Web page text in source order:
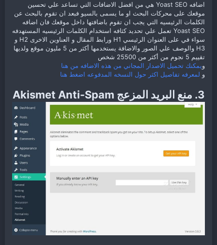
اضافه Yoast SEO هي من افضل الاضافات التي تساعد علي تحسين
موقعك على محركات البحث او ما يسمى بالسيو فبعد ان تقوم بالبحث عن
الكلمات الرئيسيه التي يجب ان تقوم باضافتها داخل موقعك فان اضافه
Yoast SEO تعمل علي تحديد كثافه استخدام الكلمات الرئيسيه المستهدفه
سواء في على العنوان الرئيسي H1 ورابط المقال و العناوين الاخرى H2 و
H3 والوصف علي الصور والاضافة يستخدمها أكثر من 5 مليون موقع ولديها
تقييم 5 نجوم من أكثر من 25500 شخص
ويمكنك تحميل الاصدار المجاني من هذه الاضافه من هنا
و لمعرفه تفاصيل اكثر حول النسخه المدفوعه اضغط هنا
3. منع البريد المزعج Akismet Anti-Spam